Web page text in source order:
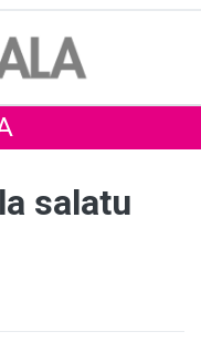
salatu